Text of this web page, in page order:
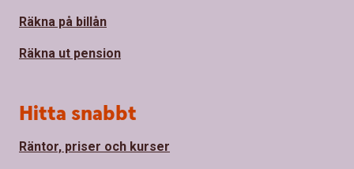
Räkna på billån
Räkna ut pension
Hitta snabbt
Räntor, priser och kurser